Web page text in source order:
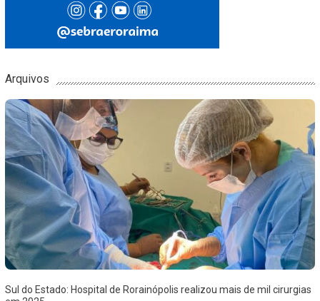
Arquivos
Sul do Estado: Hospital de Rorainópolis realizou mais de mil cirurgias